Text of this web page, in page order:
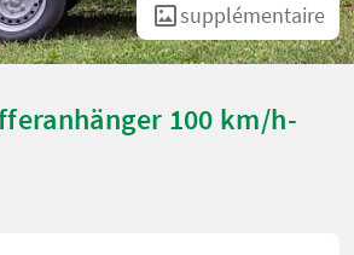
supplémentaire
100 km/h-